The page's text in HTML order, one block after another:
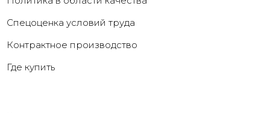
Cпецоценка условий труда
Контрактное производство
Где купить